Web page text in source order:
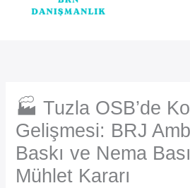
🏭 Tuzla OSB’de
Gelişmesi: BRJ
Baskı ve Nema
Mühlet Kararı